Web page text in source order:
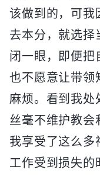
该做到的，可我
去本分，就选择
闭一眼，即便把
也不愿意让带领
麻烦。看到我处
丝毫不维护教会
我享受了这么多
工作受到损失的